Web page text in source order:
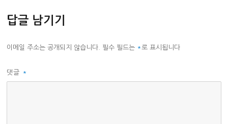
답글 남기기
이메일 주소는 공개되지 않습니다. 필수 필드는 *로 표시됩니다
댓글 *